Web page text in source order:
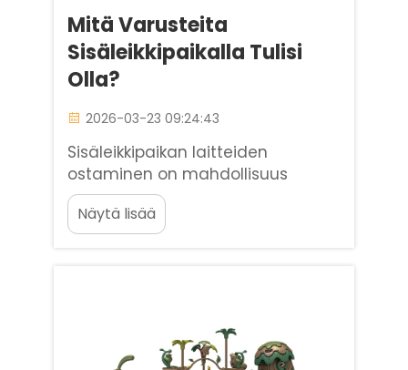
Mitä Varusteita
Sisäleikkipaikalla Tulisi
Olla?
2026-03-23 09:24:43
Sisäleikkipaikan laitteiden
ostaminen on mahdollisuus
investoida sekä lasten
kehitykseen että liiketoiminnan
kestävyyteen. Vuosien
Näytä lisää